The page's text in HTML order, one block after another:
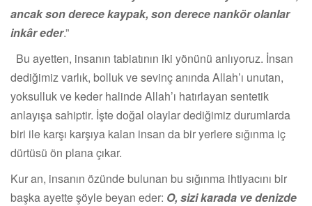
ancak son derece kaypak, son derece nankör olanlar
inkâr eder.”
Bu ayetten, insanın tabiatının iki yönünü anlıyoruz. İnsan
dediğimiz varlık, bolluk ve sevinç anında Allah’ı unutan,
yoksulluk ve keder halinde Allah’ı hatırlayan sentetik
anlayışa sahiptir. İşte doğal olaylar dediğimiz durumlarda
biri ile karşı karşıya kalan insan da bir yerlere sığınma iç
dürtüsü ön plana çıkar.
Kur an, insanın özünde bulunan bu sığınma ihtiyacını bir
başka ayette şöyle beyan eder: O, sizi karada ve denizde